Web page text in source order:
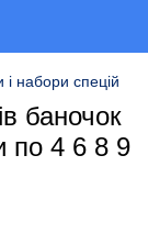
і набори спецій
баночок
по 4 6 8 9